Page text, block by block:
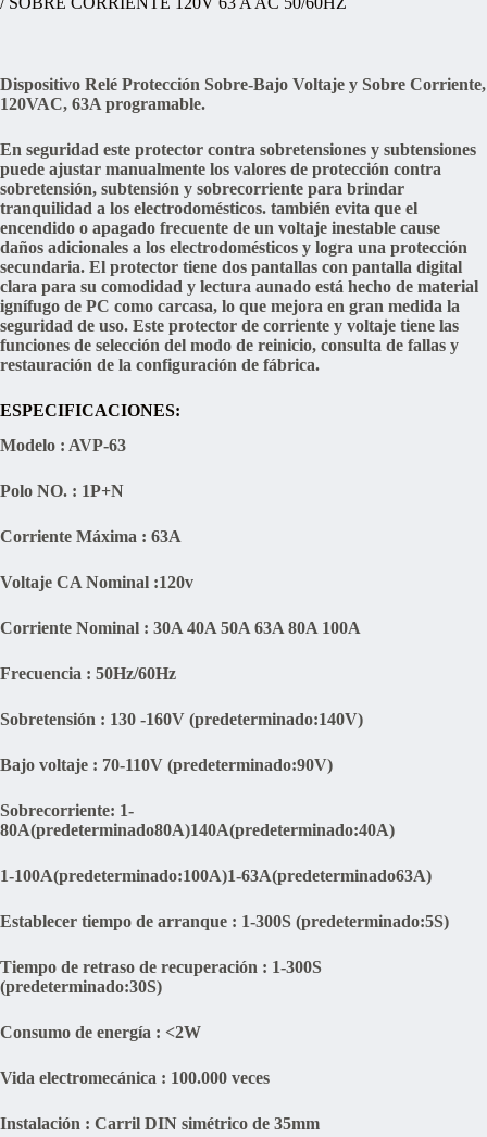
Dispositivo Relé Protección Sobre-Bajo Voltaje y Sobre Corriente,
120VAC, 63A programable.
En seguridad este protector contra sobretensiones y subtensiones
puede ajustar manualmente los valores de protección contra
sobretensión, subtensión y sobrecorriente para brindar
tranquilidad a los electrodomésticos. también evita que el
encendido o apagado frecuente de un voltaje inestable cause
daños adicionales a los electrodomésticos y logra una protección
secundaria. El protector tiene dos pantallas con pantalla digital
clara para su comodidad y lectura aunado está hecho de material
ignífugo de PC como carcasa, lo que mejora en gran medida la
seguridad de uso. Este protector de corriente y voltaje tiene las
funciones de selección del modo de reinicio, consulta de fallas y
restauración de la configuración de fábrica.
ESPECIFICACIONES:
Modelo : AVP-63
Polo NO. : 1P+N
Corriente Máxima : 63A
Voltaje CA Nominal :120v
Corriente Nominal : 30A 40A 50A 63A 80A 100A
Frecuencia : 50Hz/60Hz
Sobretensión : 130 -160V (predeterminado:140V)
Bajo voltaje : 70-110V (predeterminado:90V)
Sobrecorriente: 1-
80A(predeterminado80A)140A(predeterminado:40A)
1-100A(predeterminado:100A)1-63A(predeterminado63A)
Establecer tiempo de arranque : 1-300S (predeterminado:5S)
Tiempo de retraso de recuperación : 1-300S
(predeterminado:30S)
Consumo de energía : <2W
Vida electromecánica : 100.000 veces
Instalación : Carril DIN simétrico de 35mm